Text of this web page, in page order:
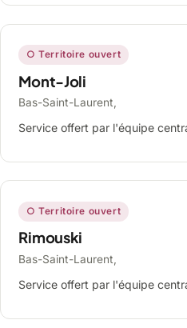
○ Territoire ouvert
Mont-Joli
Bas-Saint-Laurent,
Service offert par l'équipe
○ Territoire ouvert
Rimouski
Bas-Saint-Laurent,
Service offert par l'équipe